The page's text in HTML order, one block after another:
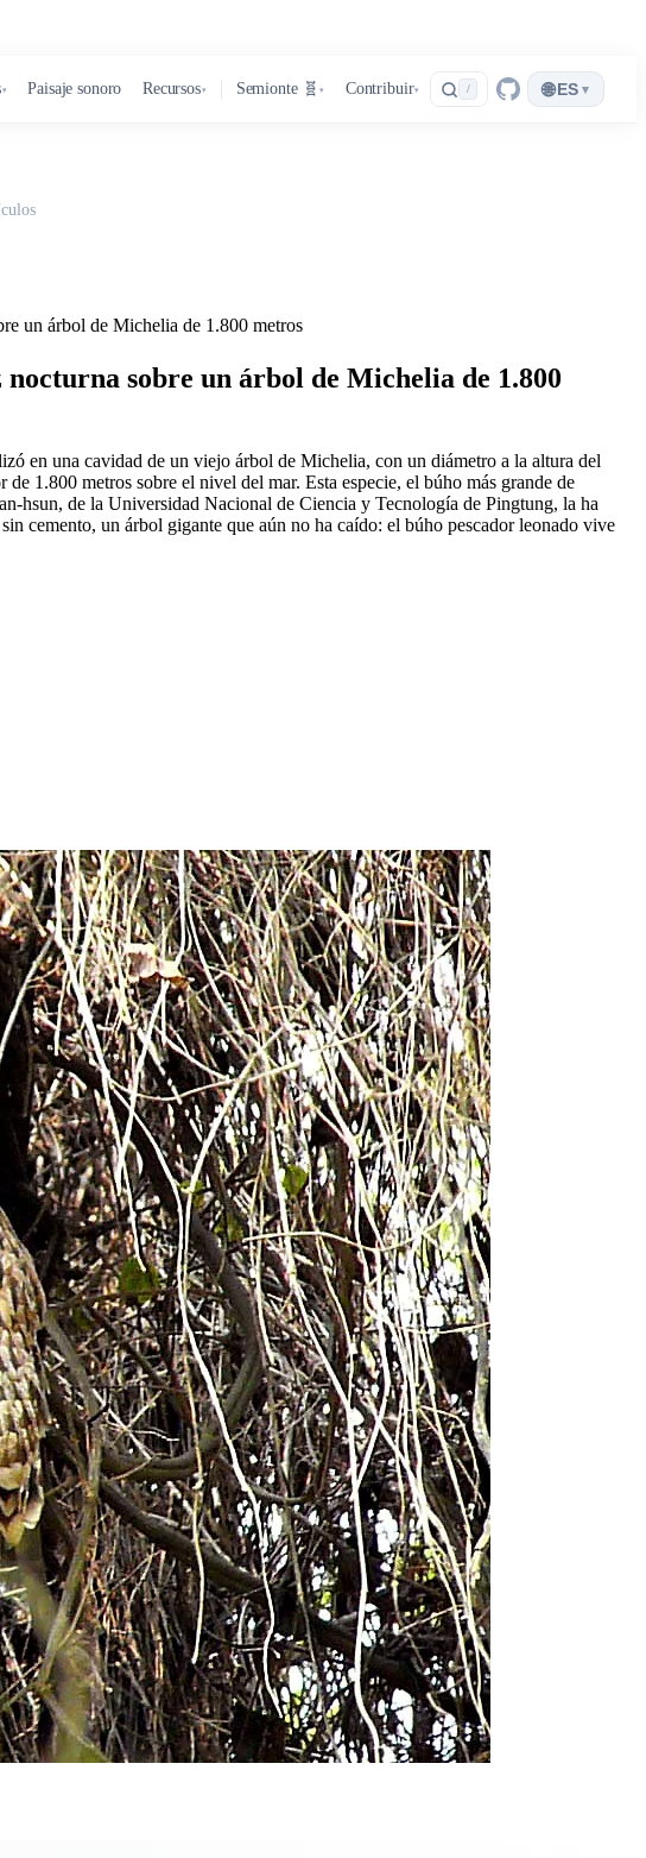
▾ Paisaje sonoro Recursos▾ Semionte 🧬 ▾ Contribuir▾ / 🌐 ES ▾
un árbol de Michelia de 1.800 metros
sobre un árbol de Michelia de 1.800
en una cavidad de un viejo árbol de Michelia, con un diámetro a la altura del
1.800 metros sobre el nivel del mar. Esta especie, el búho más grande de
hsun, de la Universidad Nacional de Ciencia y Tecnología de Pingtung, la ha
cemento, un árbol gigante que aún no ha caído: el búho pescador leonado vive